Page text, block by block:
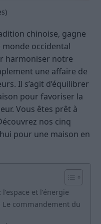
chinoise, gagne
occidental
harmoniser notre
une affaire de
Il s’agit d’équilibrer
pour favoriser la
Vous êtes prêt à
nos cinq
pour une maison en
et l’énergie
commandement du